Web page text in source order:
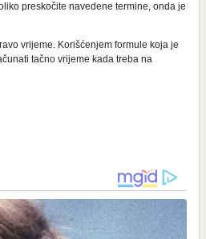
preskočite navedene termine, onda je
vrijeme. Korišćenjem formule koja je
tačno vrijeme kada treba na